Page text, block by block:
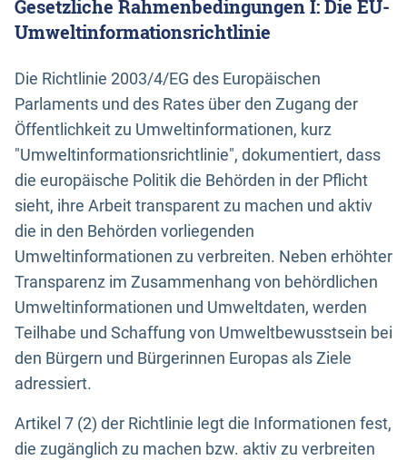
Gesetzliche Rahmenbedingungen I: Die EU-
Umweltinformationsrichtlinie
Die Richtlinie 2003/4/EG des Europäischen
Parlaments und des Rates über den Zugang der
Öffentlichkeit zu Umweltinformationen, kurz
"Umweltinformationsrichtlinie", dokumentiert, dass
die europäische Politik die Behörden in der Pflicht
sieht, ihre Arbeit transparent zu machen und aktiv
die in den Behörden vorliegenden
Umweltinformationen zu verbreiten. Neben erhöhter
Transparenz im Zusammenhang von behördlichen
Umweltinformationen und Umweltdaten, werden
Teilhabe und Schaffung von Umweltbewusstsein bei
den Bürgern und Bürgerinnen Europas als Ziele
adressiert.
Artikel 7 (2) der Richtlinie legt die Informationen fest,
die zugänglich zu machen bzw. aktiv zu verbreiten